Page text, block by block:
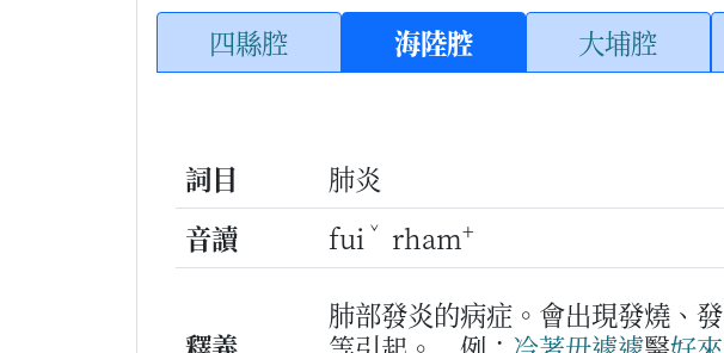
四縣腔 海陸腔 大埔腔
詞目
肺炎
音讀
fui ˇ rham+
肺部發炎的病症。會出現發燒、